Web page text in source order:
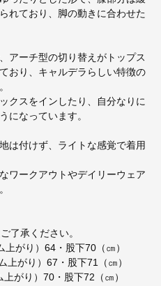
れており、脚の動きに合わせた
アーチ型の切り替えがトップス
おり、キャルデラらしい特徴の
クスをインしたり、自分なりに
になっています。
は付けず、ライトな感覚で着用
ワークアウトやデイリーウェア
了承ください。
がり）64・股下70（㎝）
がり）67・股下71（㎝）
がり）70・股下72（㎝）